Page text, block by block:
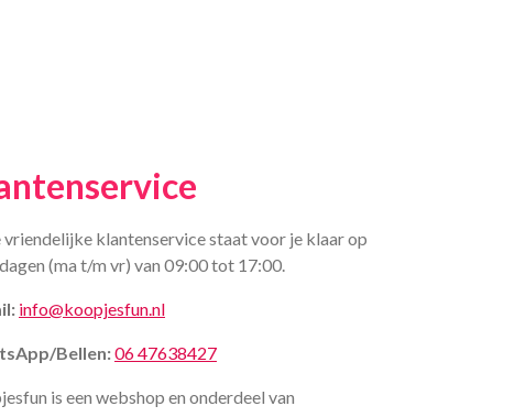
vriendelijke klantenservice staat voor je klaar op
(ma t/m vr) van 09:00 tot 17:00.
info@koopjesfun.nl
Bellen:06 47638427
is een webshop en onderdeel van